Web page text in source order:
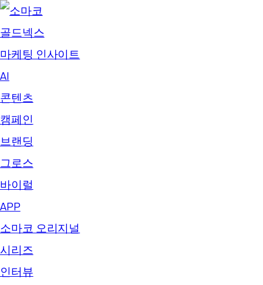
골드넥스
마케팅 인사이트
AI
콘텐츠
캠페인
브랜딩
그로스
바이럴
APP
소마코 오리지널
시리즈
인터뷰